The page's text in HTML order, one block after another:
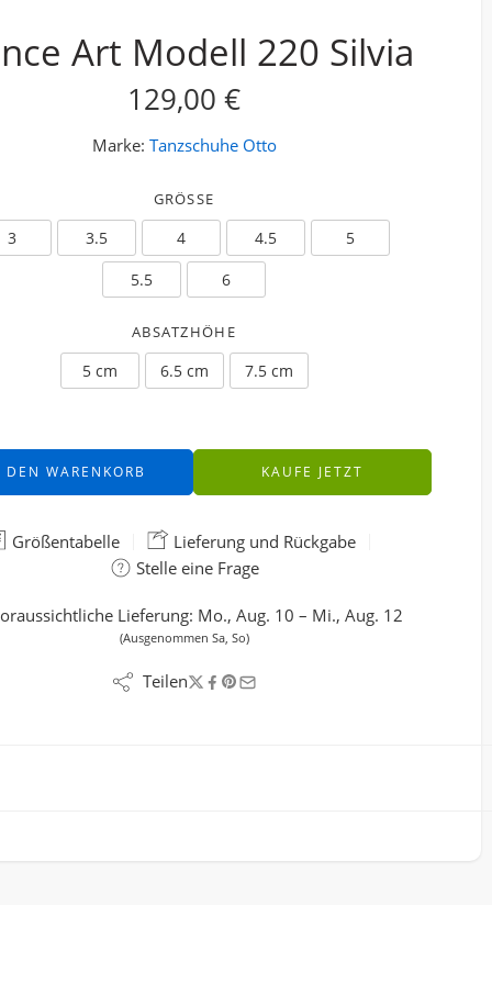
Art Modell 220 Silvia
129,00€
Marke: Tanzschuhe Otto
GRÖSSE
3 3.5 4 4.5
5
5.5
6
ABSATZHÖHE
5 cm 6.5 cm 7.5 cm
DEN WARENKORB KAUFE JETZT
Größentabelle
Lieferung und Rückgabe
Stelle eine Frage
Lieferung: Mo., Aug. 10 – Mi., Aug. 12
(Ausgenommen Sa, So)
Teilen